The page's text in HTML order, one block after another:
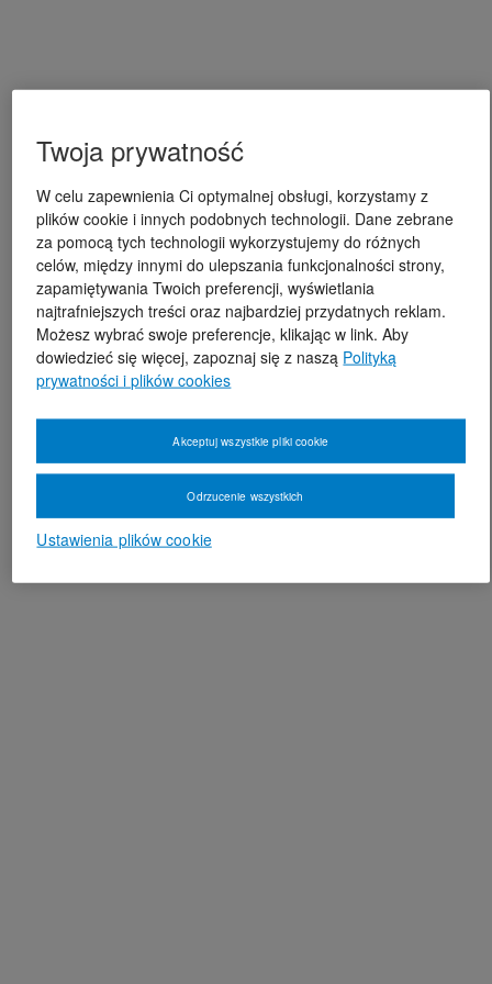
Twoja prywatność
W celu zapewnienia Ci optymalnej obsługi, korzystamy z
plików cookie i innych podobnych technologii. Dane zebrane
za pomocą tych technologii wykorzystujemy do różnych
celów, między innymi do ulepszania funkcjonalności strony,
zapamiętywania Twoich preferencji, wyświetlania
najtrafniejszych treści oraz najbardziej przydatnych reklam.
Możesz wybrać swoje preferencje, klikając w link. Aby
dowiedzieć się więcej, zapoznaj się z naszą Polityką
prywatności i plików cookies
Ustawienia plików cookie
Odrzucenie wszystkich
Akceptuj wszystkie pliki cookie